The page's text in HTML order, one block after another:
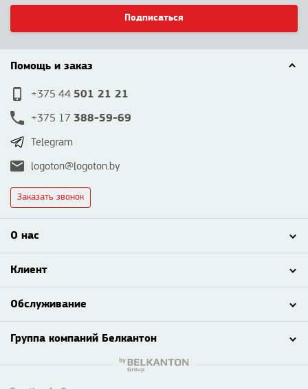
Подписаться
Помощь и заказ
+375 44 501 21 21
+375 17 388-59-69
Telegram
logoton@logoton.by
Заказать звонок
О нас
Клиент
Обслуживание
Группа компаний Белкантон